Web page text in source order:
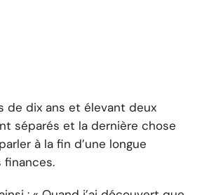
de dix ans et élevant deux
séparés et la dernière chose
à la fin d’une longue
finances.